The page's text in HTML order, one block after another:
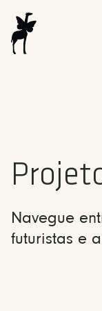
Navegue
futuristas e